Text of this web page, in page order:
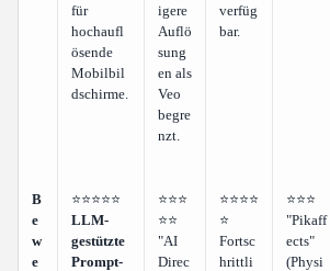
für
hochaufl
ösende
Mobilbil
dschirme.
igere
Auflö
sung
en als
Veo
begre
nzt.
verfüg
bar.
B
e
w
e
⭐⭐⭐⭐⭐
LLM-
gestützte
Prompt-
⭐⭐⭐
⭐⭐
"AI
Direc
⭐⭐⭐⭐
⭐
Fortsc
hrittli
⭐⭐⭐
"Pikaff
ects"
(Physi